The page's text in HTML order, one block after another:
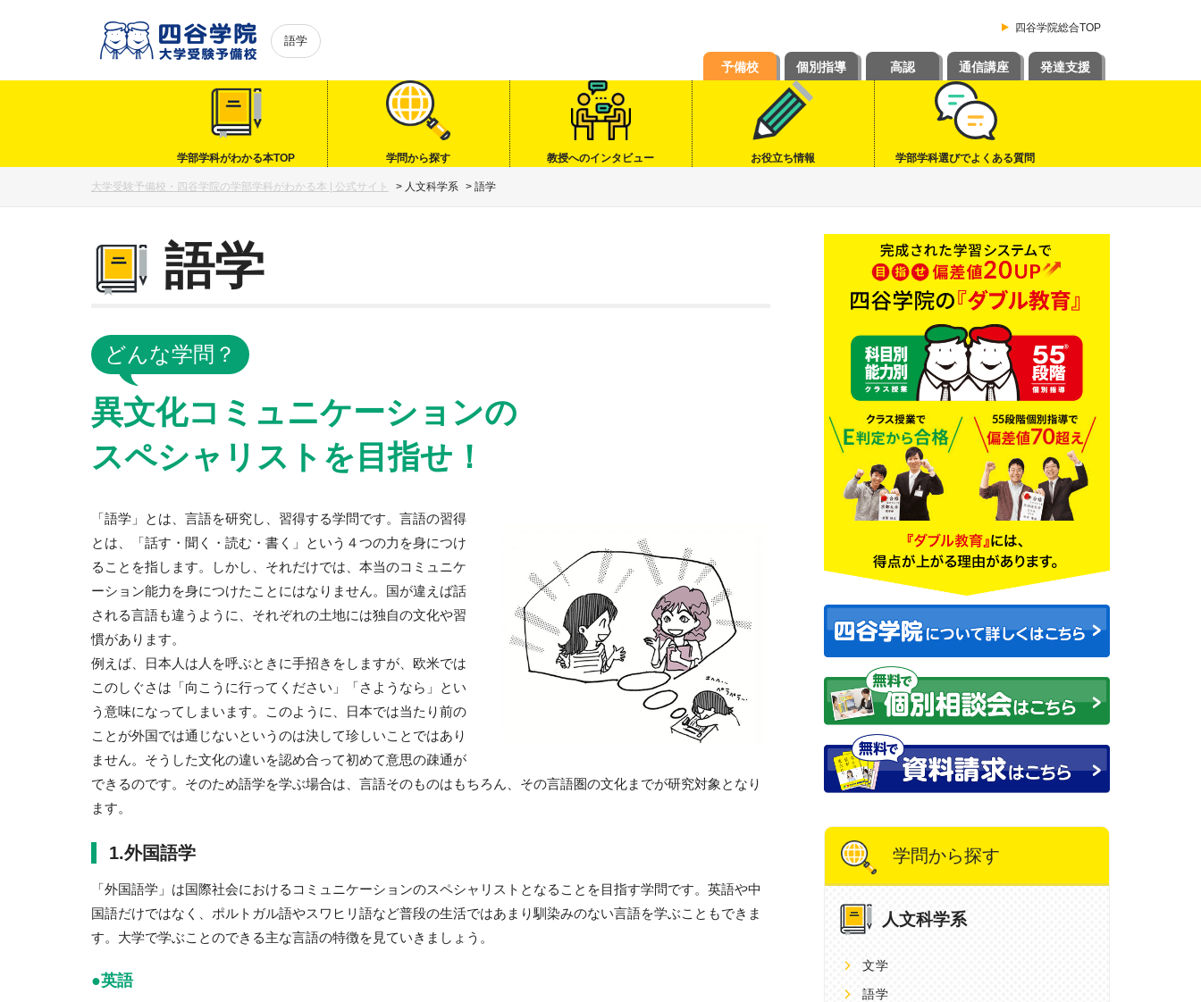
語学
四谷学院総合TOP
予備校 個別指導 高認 通信講座 発達支援
学部学科がわかる本TOP 学問から探す 教授へのインタビュー お役立ち情報 学部学科選びでよくある質問
大学受験予備校・四谷学院の学部学科がわかる本 | 公式サイト > 人文科学系 > 語学
語学
どんな学問？
異文化コミュニケーションの
スペシャリストを目指せ！
「語学」とは、言語を研究し、習得する学問です。言語の習得
とは、「話す・聞く・読む・書く」という４つの力を身につけ
ることを指します。しかし、それだけでは、本当のコミュニケ
ーション能力を身につけたことにはなりません。国が違えば話
される言語も違うように、それぞれの土地には独自の文化や習
慣があります。
例えば、日本人は人を呼ぶときに手招きをしますが、欧米では
このしぐさは「向こうに行ってください」「さようなら」とい
う意味になってしまいます。このように、日本では当たり前の
ことが外国では通じないというのは決して珍しいことではあり
ません。そうした文化の違いを認め合って初めて意思の疎通が
できるのです。そのため語学を学ぶ場合は、言語そのものはもちろん、その言語圏の文化までが研究対象となり
ます。
1.外国語学
「外国語学」は国際社会におけるコミュニケーションのスペシャリストとなることを目指す学問です。英語や中
国語だけではなく、ポルトガル語やスワヒリ語など普段の生活ではあまり馴染みのない言語を学ぶこともできま
す。大学で学ぶことのできる主な言語の特徴を見ていきましょう。
●英語
学問から探す
人文科学系
文学
語学